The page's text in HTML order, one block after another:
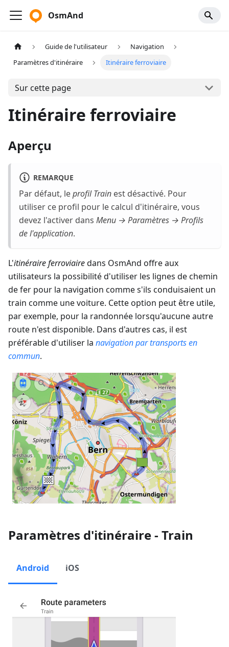
OsmAnd
Guide de l'utilisateur
Navigation
Paramètres d'itinéraire
Itinéraire ferroviaire
Sur cette page
Itinéraire ferroviaire
Aperçu
REMARQUE
Par défaut, leprofil Train est désactivé. Pour
utiliser ce profil pour le calcul d'itinéraire, vous
devez l'activer dans Menu → Paramètres → Profils
de l'application.
L'itinéraire ferroviairedans OsmAnd offre aux
utilisateurs la possibilité d'utiliser les lignes de chemin
de fer pour la navigation comme s'ils conduisaient un
train comme une voiture. Cette option peut être utile,
par exemple, pour la randonnée lorsqu'aucune autre
route n'est disponible. Dans d'autres cas, il est
préférable d'utiliser la navigation par transports en
commun.
Paramètres d'itinéraire - Train
Android iOS